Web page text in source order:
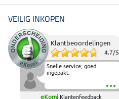
VEILIG INKOPEN
Klantbeoordelingen
4.7/5
Snelle service, goed
ingepakt.
eKomi Klantenfeedback